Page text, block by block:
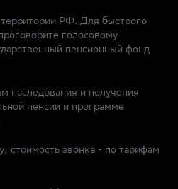
РФ. Для быстрого
голосовому
пенсионный фонд
наследования и получения
пенсии и программе
стоимость звонка - по тарифам